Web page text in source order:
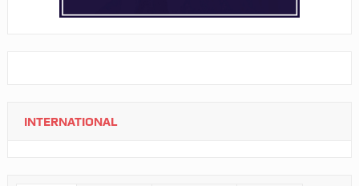
INTERNATIONAL